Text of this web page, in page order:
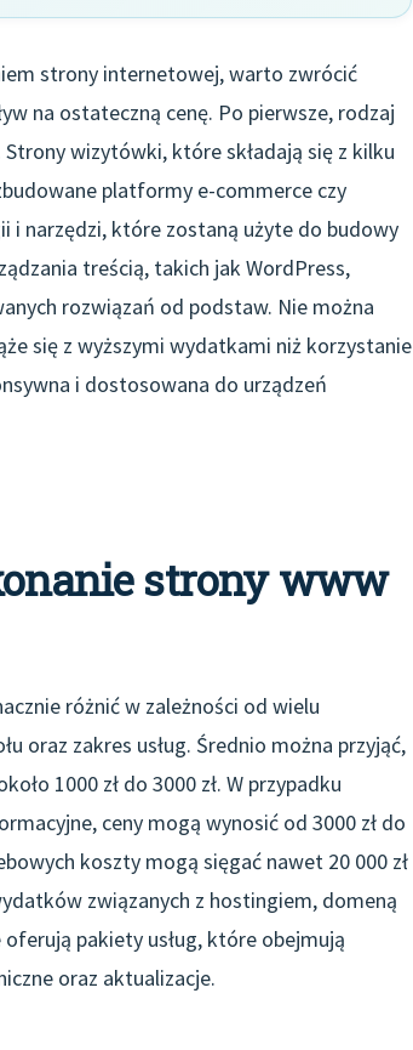
strony internetowej, warto zwrócić
na ostateczną cenę. Po pierwsze, rodzaj
wizytówki, które składają się z kilku
platformy e-commerce czy
i narzędzi, które zostaną użyte do budowy
treścią, takich jak WordPress,
rozwiązań od podstaw. Nie można
się z wyższymi wydatkami niż korzystanie
i dostosowana do urządzeń
strony www
różnić w zależności od wielu
oraz zakres usług. Średnio można przyjąć,
1000 zł do 3000 zł. W przypadku
ceny mogą wynosić od 3000 zł do
koszty mogą sięgać nawet 20 000 zł
związanych z hostingiem, domeną
pakiety usług, które obejmują
oraz aktualizacje.